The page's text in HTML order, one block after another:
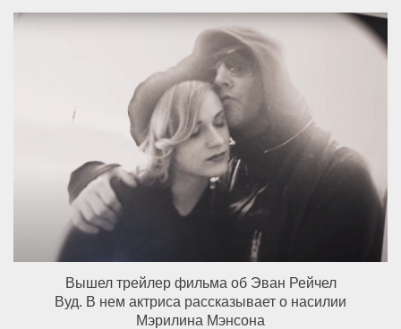
Вышел трейлер фильма об Эван Рейчел
Вуд. В нем актриса рассказывает о насилии
Мэрилина Мэнсона